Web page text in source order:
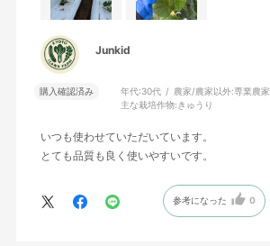
Junkid
購入確認済み 年代:30代 農家/農家以外:専業農家
主な栽培作物: きゅうり
いつも使わせていただいています。
とても品質も良く使いやすいです。
参考になった 0